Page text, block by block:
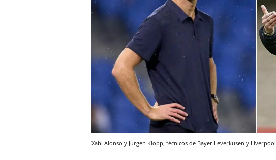
Xabi Alonso y Jurgen Klopp, técnicos de Bayer Leverkusen y Liverpool